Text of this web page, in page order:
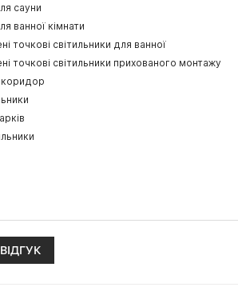
сауни
ванної кімнати
точкові світильники для ванної
точкові світильники прихованого монтажу
коридор